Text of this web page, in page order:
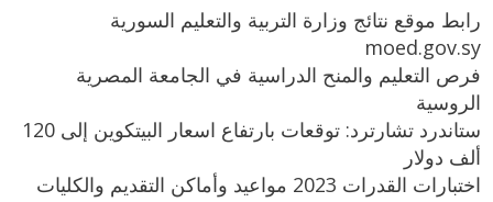
رابط موقع نتائج وزارة التربية والتعليم السورية
moed.gov.sy
فرص التعليم والمنح الدراسية في الجامعة المصرية
الروسية
ستاندرد تشارترد: توقعات بارتفاع اسعار البيتكوين إلى 120
ألف دولار
اختبارات القدرات 2023 مواعيد وأماكن التقديم والكليات